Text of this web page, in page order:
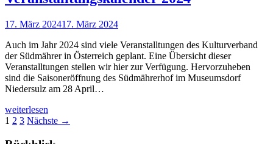
17. März 202417. März 2024
Auch im Jahr 2024 sind viele Veranstalltungen des Kulturverband
der Südmährer in Österreich geplant. Eine Übersicht dieser
Veranstalltungen stellen wir hier zur Verfügung. Hervorzuheben
sind die Saisoneröffnung des Südmährerhof im Museumsdorf
Niedersulz am 28 April…
weiterlesen
1 2 3 Nächste →